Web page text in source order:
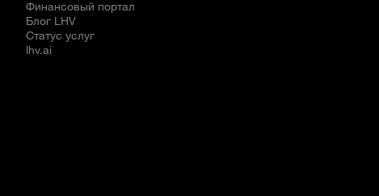
Финансовый портал
Блог LHV
Статус услуг
lhv.ai